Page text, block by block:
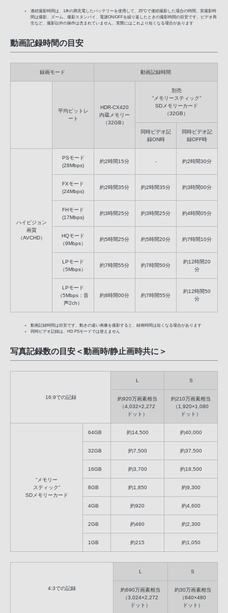
連続撮影時間は、1本の満充電したバッテリーを使用して、25℃で連続撮影した場合の時間。実撮影時
間は撮影、ズーム、撮影スタンバイ、電源ON/OFFを繰り返したときの撮影時間の目安です。ビデオ再
生など、撮影以外の操作は含まれていません。実際にはこれより短くなる場合があります
動画記録時間の目安
録画モード 動画記録時間
平均ビットレ
ート
HDR-CX420
内蔵メモリー
（32GB）
別売
“メモリースティック”
SDメモリーカード
（32GB）
同時ビデオ記
録ON時
同時ビデオ記
録OFF時
ハイビジョン
画質
（AVCHD）
PSモード
(28Mbps)
約2時間15分 - 約2時間30分
FXモード
(24Mbps)
約2時間35分 約2時間35分 約3時間00分
FHモード
(17Mbps)
約3時間25分 約3時間25分 約4時間05分
HQモード
（9Mbps）
約5時間25分 約5時間20分 約7時間10分
LPモード
（5Mbps）
約7時間55分 約7時間50分
約12時間20
分
LPモード
（5Mbps：音
声2ch）
約8時間00分 約7時間55分
約12時間50
分
動画記録時間は目安です。動きの速い画像を撮影すると、録画時間は短くなる場合があります
同時ビデオ記録は、HD PSモードでは使えません
写真記録数の目安＜動画時/静止画時共に＞
16:9での記録
L S
約920万画素相当
（4,032×2,272
ドット）
約210万画素相当
（1,920×1,080
ドット）
“メモリー
スティック”
SDメモリーカード
64GB 約14,500 約40,000
32GB 約7,500 約37,500
16GB 約3,700 約18,500
8GB 約1,850 約9,300
4GB 約920 約4,600
2GB 約460 約2,300
1GB 約215 約1,050
4:3での記録
L S
約690万画素相当
（3,024×2,272
ドット）
約30万画素相当
（640×480
ドット）